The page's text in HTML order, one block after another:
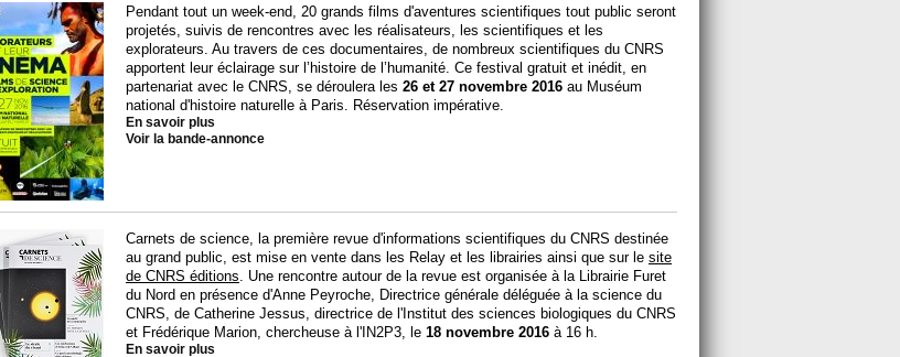
Pendant tout un week-end, 20 grands films d'aventures scientifiques tout public seront
projetés, suivis de rencontres avec les réalisateurs, les scientifiques et les
explorateurs. Au travers de ces documentaires, de nombreux scientifiques du CNRS
apportent leur éclairage sur l’histoire de l’humanité. Ce festival gratuit et inédit, en
partenariat avec le CNRS, se déroulera les 26 et 27 novembre 2016 au Muséum
national d'histoire naturelle à Paris. Réservation impérative.
En savoir plus
Voir la bande-annonce
Carnets de science, la première revue d'informations scientifiques du CNRS destinée
au grand public, est mise en vente dans les Relay et les librairies ainsi que sur le site
de CNRS éditions . Une rencontre autour de la revue est organisée à la Librairie Furet
du Nord en présence d'Anne Peyroche, Directrice générale déléguée à la science du
CNRS, de Catherine Jessus, directrice de l'Institut des sciences biologiques du CNRS
et Frédérique Marion, chercheuse à l'IN2P3, le 18 novembre 2016 à 16 h.
En savoir plus